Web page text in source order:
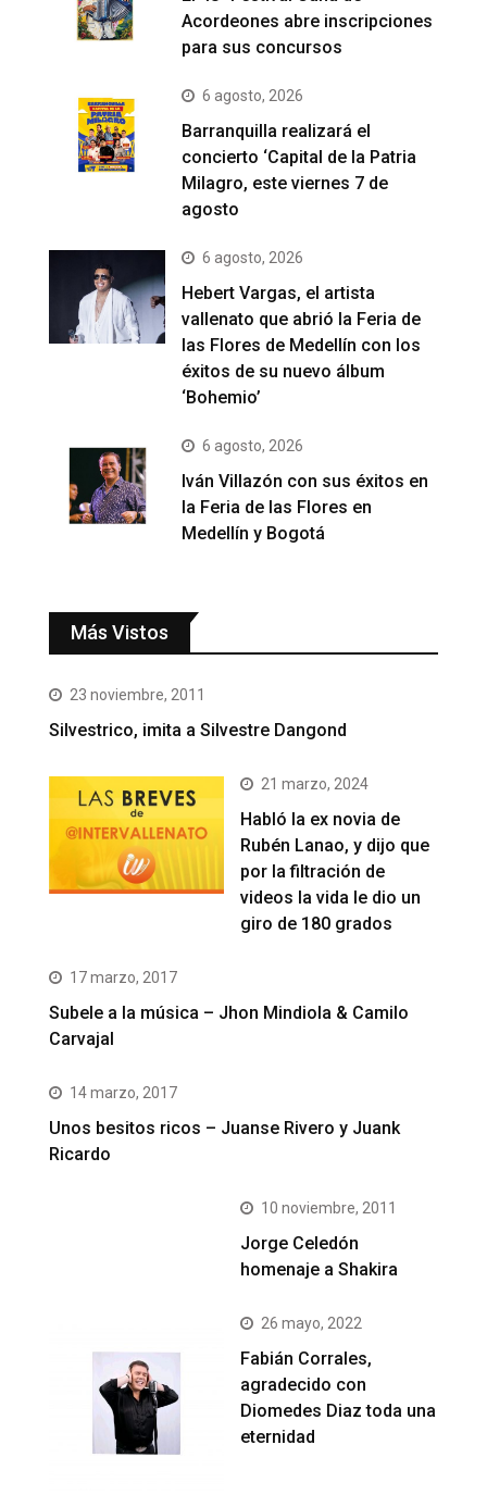
Acordeones abre inscripciones
para sus concursos
6 agosto, 2026
Barranquilla realizará el
concierto ‘Capital de la Patria
Milagro, este viernes 7 de
agosto
6 agosto, 2026
Hebert Vargas, el artista
vallenato que abrió la Feria de
las Flores de Medellín con los
éxitos de su nuevo álbum
‘Bohemio’
6 agosto, 2026
Iván Villazón con sus éxitos en
la Feria de las Flores en
Medellín y Bogotá
Más Vistos
23 noviembre, 2011
Silvestrico, imita a Silvestre Dangond
21 marzo, 2024
Habló la ex novia de
Rubén Lanao, y dijo que
por la filtración de
videos la vida le dio un
giro de 180 grados
17 marzo, 2017
Subele a la música – Jhon Mindiola & Camilo
Carvajal
14 marzo, 2017
Unos besitos ricos – Juanse Rivero y Juank
Ricardo
10 noviembre, 2011
Jorge Celedón
homenaje a Shakira
26 mayo, 2022
Fabián Corrales,
agradecido con
Diomedes Diaz toda una
eternidad